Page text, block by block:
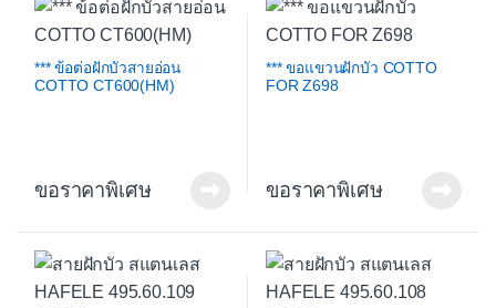
*** ข้อต่อฝักบัวสายอ่อน
COTTO CT600(HM)
ขอราคาพิเศษ
*** ขอแขวนฝักบัว COTTO
FOR Z698
ขอราคาพิเศษ